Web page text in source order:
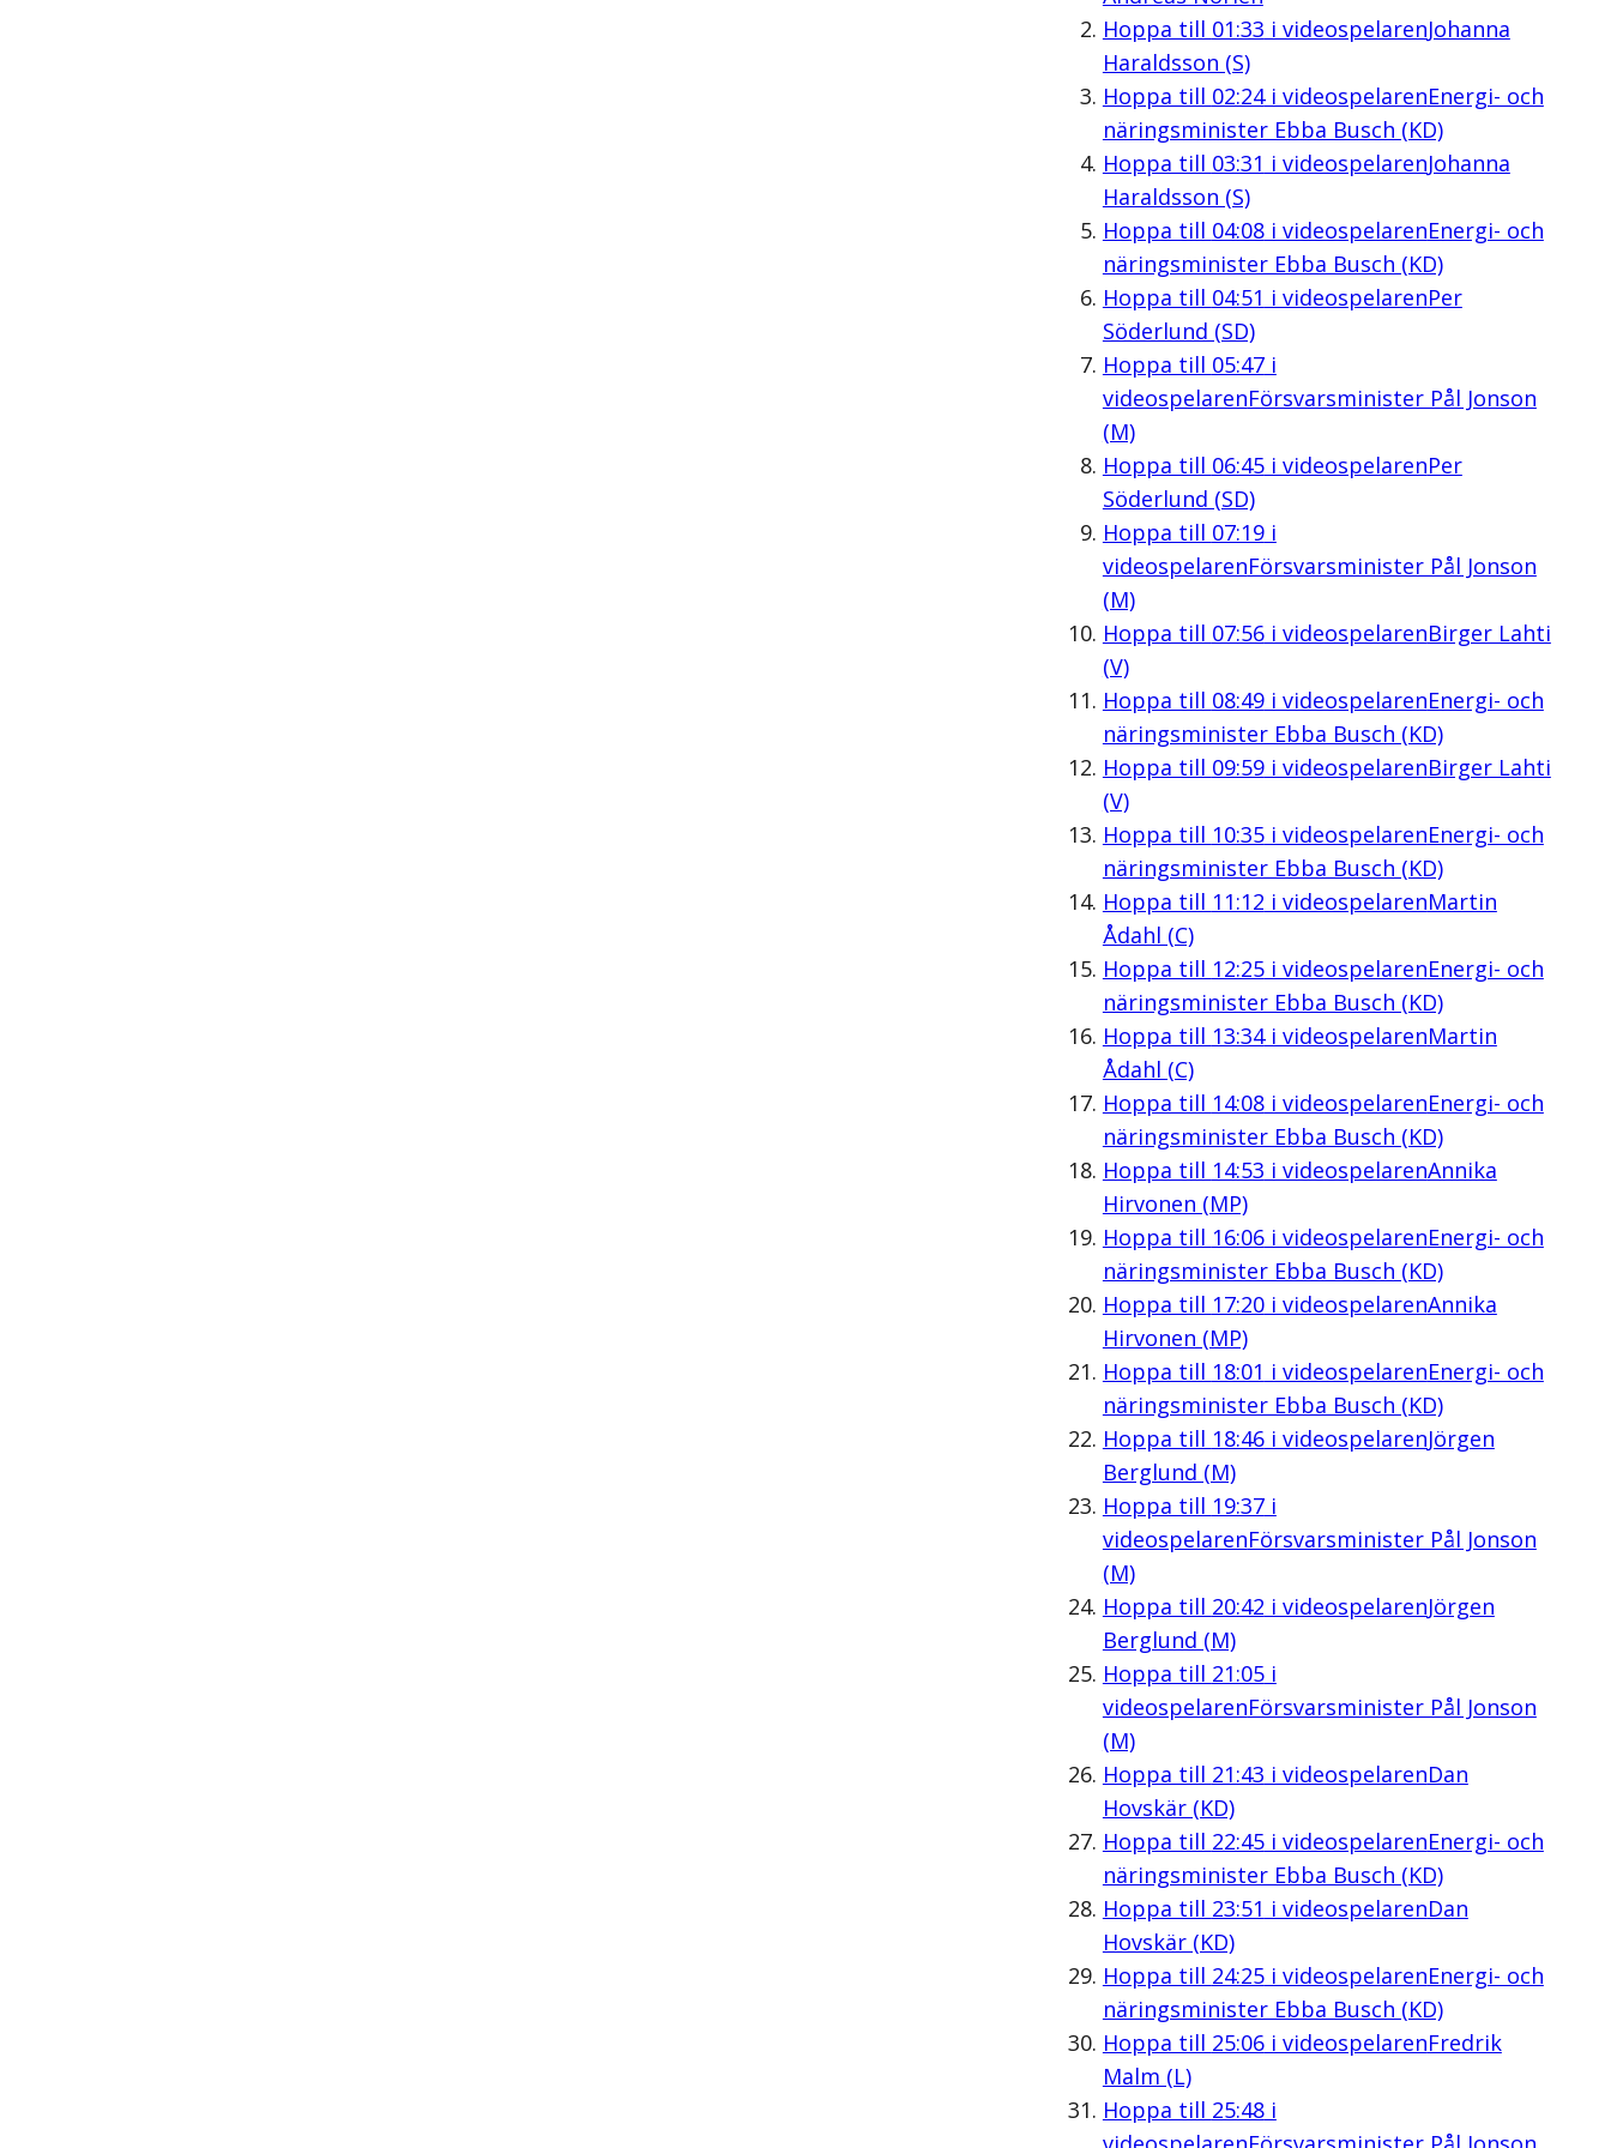
Hoppa till 01:33 i videospelarenJohanna
Haraldsson (S)
Hoppa till 02:24i videospelarenEnergi- och
näringsminister Ebba Busch (KD)
Hoppa till 03:31 i videospelarenJohanna
Haraldsson (S)
Hoppa till 04:08i videospelarenEnergi- och
näringsminister Ebba Busch (KD)
Hoppa till 04:51 i videospelarenPer
Söderlund (SD)
Hoppa till 05:47i
videospelarenFörsvarsminister Pål Jonson
(M)
Hoppa till 06:45i videospelarenPer
Söderlund (SD)
Hoppa till 07:19i
videospelarenFörsvarsminister Pål Jonson
(M)
Hoppa till 07:56i videospelarenBirger Lahti
(V)
Hoppa till 08:49i videospelarenEnergi- och
näringsminister Ebba Busch (KD)
Hoppa till 09:59i videospelarenBirger Lahti
(V)
Hoppa till 10:35i videospelarenEnergi- och
näringsminister Ebba Busch (KD)
Hoppa till 11:12 i videospelarenMartin
Ådahl (C)
Hoppa till 12:25i videospelarenEnergi- och
näringsminister Ebba Busch (KD)
Hoppa till 13:34i videospelarenMartin
Ådahl (C)
Hoppa till 14:08i videospelarenEnergi- och
näringsminister Ebba Busch (KD)
Hoppa till 14:53 i videospelarenAnnika
Hirvonen (MP)
Hoppa till 16:06i videospelarenEnergi- och
näringsminister Ebba Busch (KD)
Hoppa till 17:20i videospelarenAnnika
Hirvonen (MP)
Hoppa till 18:01 i videospelarenEnergi- och
näringsminister Ebba Busch (KD)
Hoppa till 18:46i videospelarenJörgen
Berglund (M)
Hoppa till 19:37i
videospelarenFörsvarsminister Pål Jonson
(M)
Hoppa till 20:42 i videospelarenJörgen
Berglund (M)
Hoppa till 21:05i
videospelarenFörsvarsminister Pål Jonson
(M)
Hoppa till 21:43 i videospelarenDan
Hovskär (KD)
Hoppa till 22:45i videospelarenEnergi- och
näringsminister Ebba Busch (KD)
Hoppa till 23:51 i videospelarenDan
Hovskär (KD)
Hoppa till 24:25i videospelarenEnergi- och
näringsminister Ebba Busch (KD)
Hoppa till 25:06i videospelarenFredrik
Malm (L)
Hoppa till 25:48i